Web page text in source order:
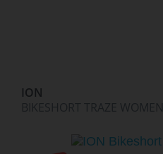
ION
BIKESHORT TRAZE WOMEN